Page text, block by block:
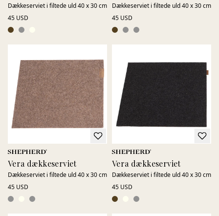
Dækkeserviet i filtede uld 40 x 30 cm
45 USD
Dækkeserviet i filtede uld 40 x 30 cm
45 USD
Vera dækkeserviet
Dækkeserviet i filtede uld 40 x 30 cm
45 USD
Vera dækkeserviet
Dækkeserviet i filtede uld 40 x 30 cm
45 USD